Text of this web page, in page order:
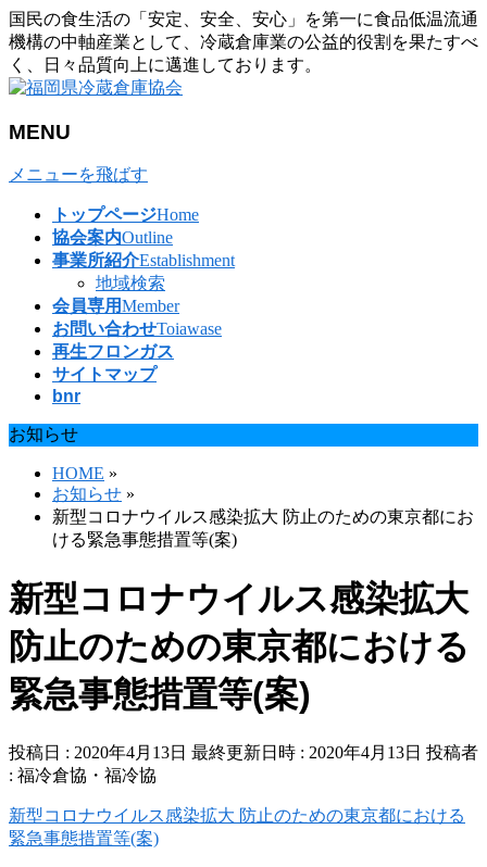
国民の食生活の「安定、安全、安心」を第一に食品低温流通
機構の中軸産業として、冷蔵倉庫業の公益的役割を果たすべ
く、日々品質向上に邁進しております。
MENU
メニューを飛ばす
トップページHome
協会案内Outline
事業所紹介Establishment
地域検索
会員専用Member
お問い合わせToiawase
再生フロンガス
サイトマップ
bnr
お知らせ
HOME »
お知らせ »
新型コロナウイルス感染拡大 防止のための東京都にお
ける緊急事態措置等(案)
新型コロナウイルス感染拡大
防止のための東京都における
緊急事態措置等(案)
投稿日 : 2020年4月13日 最終更新日時 : 2020年4月13日 投稿者
: 福冷倉協・福冷協
新型コロナウイルス感染拡大 防止のための東京都における
緊急事態措置等(案)